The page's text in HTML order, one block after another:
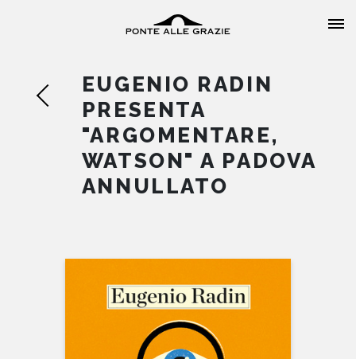
HOME
CATALOGO
AUTORI
EVENTI
EUGENIO RADIN
PRESENTA
"ARGOMENTARE,
WATSON" A PADOVA
ANNULLATO